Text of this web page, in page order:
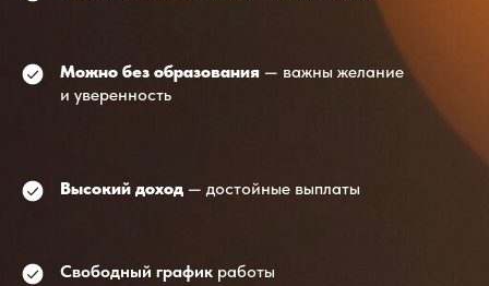
Можно без образования — важны желание
и уверенность
Высокий доход — достойные выплаты
Свободный график работы